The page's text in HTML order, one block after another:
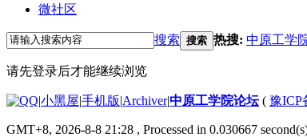
微社区
搜索 搜索 热搜: 中原工学
请先登录后才能继续浏览
|小黑屋|手机版|Archiver|中原工学院论坛( 豫ICP
GMT+8, 2026-8-8 21:28 , Processed in 0.030667